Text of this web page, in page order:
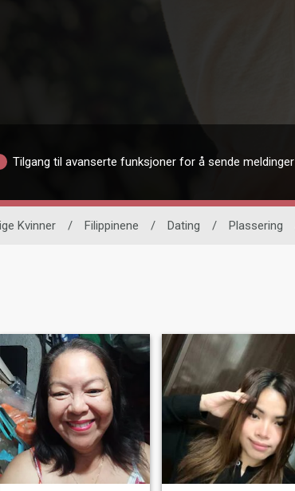
Tilgang til avanserte funksjoner for å sende meldinger
Kvinner / Filippinene / Dating / Plassering